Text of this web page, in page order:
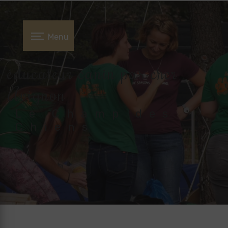
Menu
éducateur canin pas cher
Avignon
Le Champ des
Chiens